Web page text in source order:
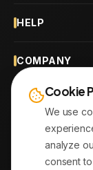
HELP
COMPANY
CONTACT
OUR
Cookie
We use
analyze
consent